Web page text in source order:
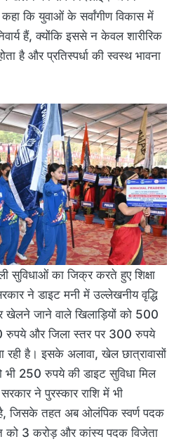
कि युवाओं के सर्वांगीण विकास में
हैं, क्योंकि इससे न केवल शारीरिक
है और प्रतिस्पर्धा की स्वस्थ भावना
सुविधाओं का जिक्र करते हुए शिक्षा
ने डाइट मनी में उल्लेखनीय वृद्धि
खेलने जाने वाले खिलाड़ियों को 500
रुपये और जिला स्तर पर 300 रुपये
रही है। इसके अलावा, खेल छात्रावासों
भी 250 रुपये की डाइट सुविधा मिल
ने पुरस्कार राशि में भी
है, जिसके तहत अब ओलंपिक स्वर्ण पदक
को 3 करोड़ और कांस्य पदक विजेता